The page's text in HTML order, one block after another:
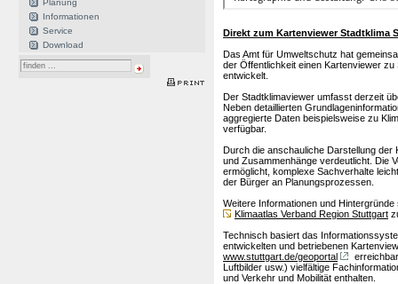
Planung
Informationen
Service
Download
Direkt zum Kartenviewer Stadtklima
Das Amt für Umweltschutz hat
der Öffentlichkeit einen Kartenviewer
entwickelt.
Der Stadtklimaviewer umfasst derzeit
Neben detaillierten
aggregierte Daten beispielsweise zu
verfügbar.
Durch die anschauliche Darstellung der
und Zusammenhänge verdeutlicht. Die
ermöglicht, komplexe Sachverhalte
der Bürger an Planungsprozessen.
Weitere Informationen und Hintergründe
Klimaatlas Verband Region Stuttgart
Technisch basiert das
entwickelten und betriebenen
www.stuttgart.de/geoportal
Luftbilder usw.) vielfältige
und Verkehr und Mobilität enthalten.